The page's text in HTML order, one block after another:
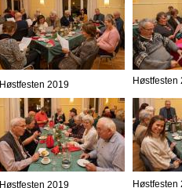
Høstfesten 2019 Høstfesten
Høstfesten 2019 Høstfesten